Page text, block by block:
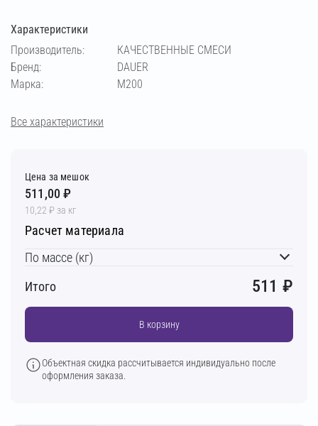
Характеристики
Производитель:
КАЧЕСТВЕННЫЕ СМЕСИ
Бренд:
DAUER
Марка:
М200
Все характеристики
Цена за мешок
511,00 ₽
10,22 ₽ за кг
Расчет материала
По массе (кг)
Итого
511 ₽
В корзину
Объектная скидка рассчитывается индивидуально после
оформления заказа.